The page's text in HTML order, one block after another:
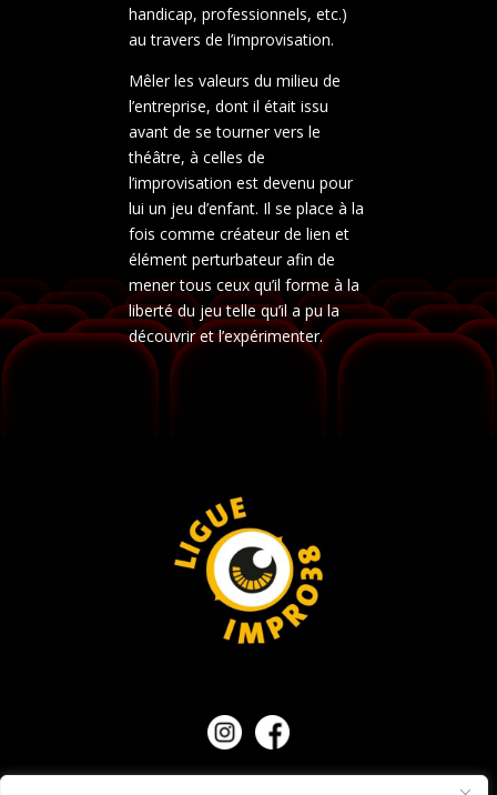
handicap, professionnels, etc.)
au travers de l’improvisation.
Mêler les valeurs du milieu de
l’entreprise, dont il était issu
avant de se tourner vers le
théâtre, à celles de
l’improvisation est devenu pour
lui un jeu d’enfant. Il se place à la
fois comme créateur de lien et
élément perturbateur afin de
mener tous ceux qu’il forme à la
liberté du jeu telle qu’il a pu la
découvrir et l’expérimenter.